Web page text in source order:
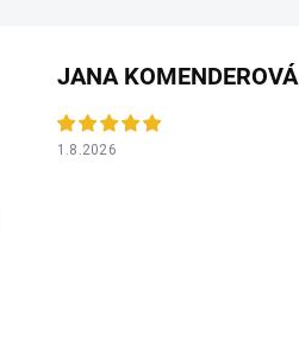
JANA KOMENDEROVÁ
1.8.2026